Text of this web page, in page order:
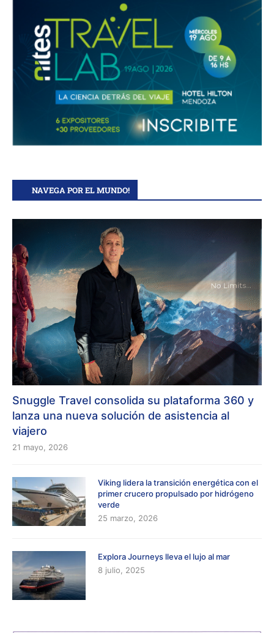
NAVEGA POR EL MUNDO!
Snuggle Travel consolida su plataforma 360 y
lanza una nueva solución de asistencia al
viajero
21 mayo, 2026
Viking lidera la transición energética con el
primer crucero propulsado por hidrógeno
verde
25 marzo, 2026
Explora Journeys lleva el lujo al mar
8 julio, 2025